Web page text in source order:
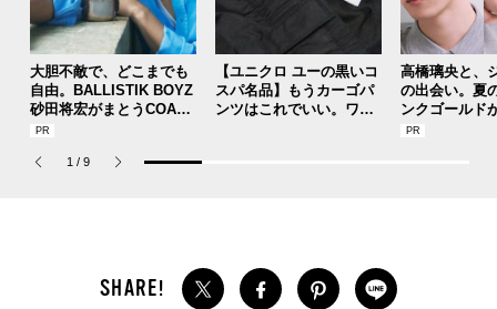
大胆不敵で、どこまでも
自由。BALLISTIK BOYZ
砂田将宏がまとうCOACH
の新作フレグランス「コ
パルファム」
【ユニクロ ユーの黒いコ
スパ名品】もうカーゴパ
ンツはこれでいい。ワー
高橋璃央と、
の出会い。夏
ンクゴールド
SUMMER
1 / 9